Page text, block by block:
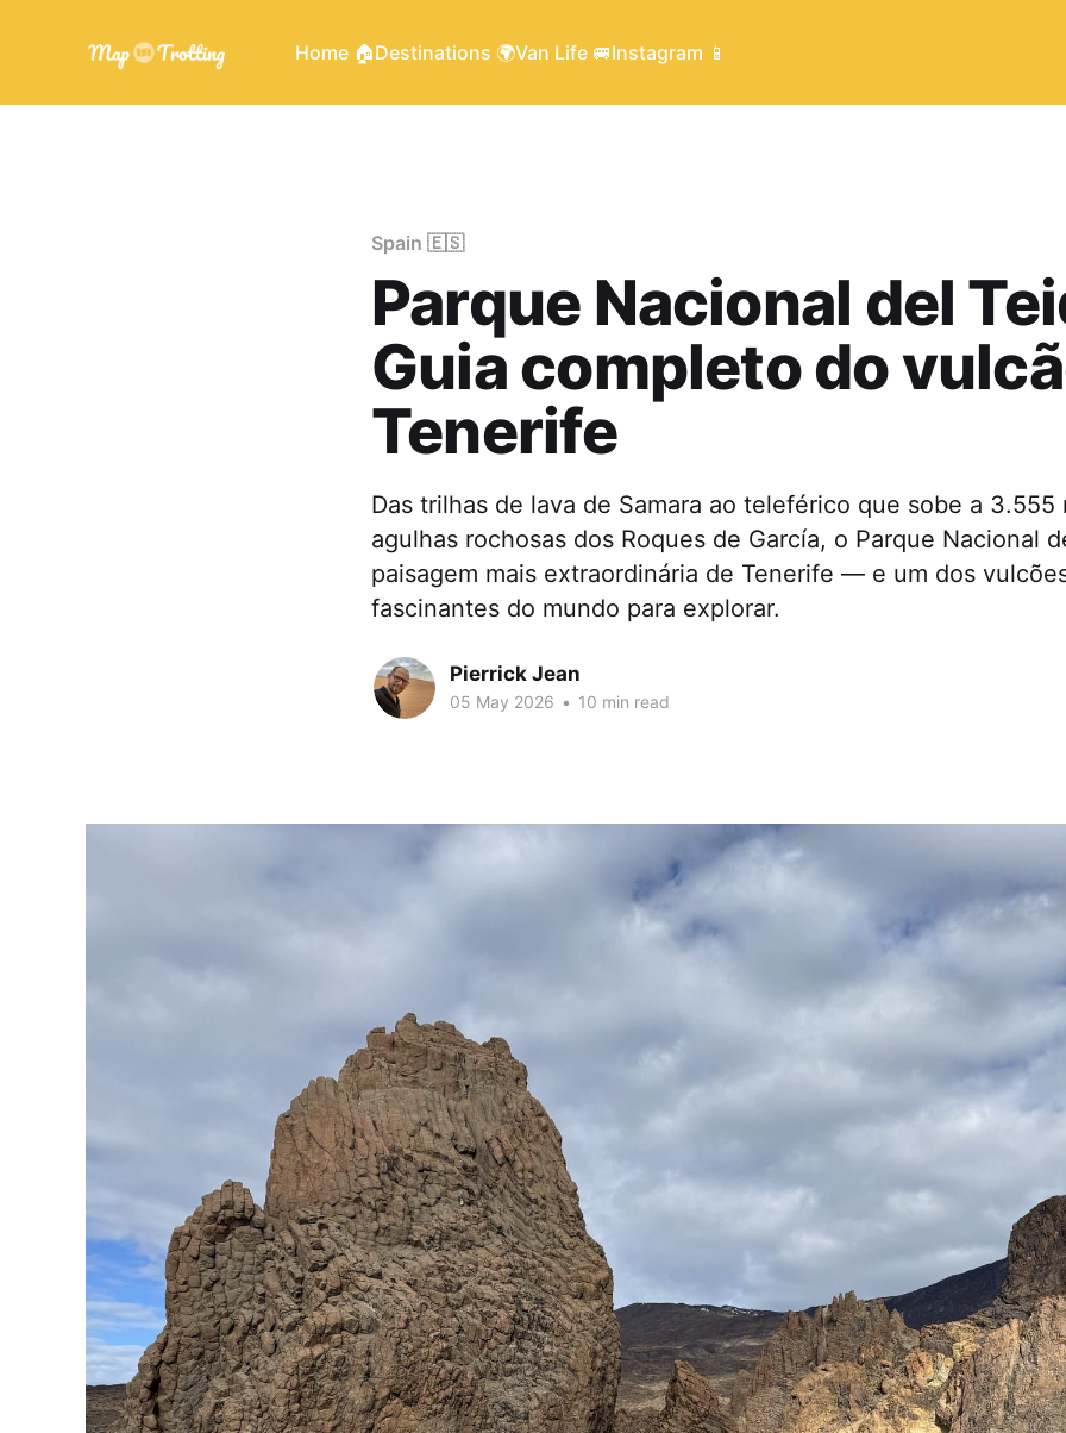
Home 🏠Destinations 🌍Van Life 🚐Instagram 📱
Spain 🇪🇸
Parque Nacional del
Guia completo do
Tenerife
Das trilhas de lava de Samara ao teleférico que sobe a 3.555
agulhas rochosas dos Roques de García, o Parque Nacional
paisagem mais extraordinária de Tenerife — e um dos
fascinantes do mundo para explorar.
Pierrick Jean
05 May 2026 • 10 min read